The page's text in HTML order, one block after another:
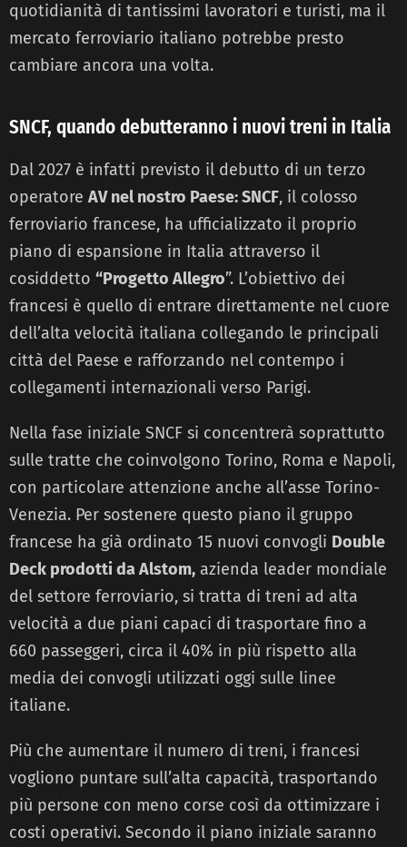
quotidianità di tantissimi lavoratori e turisti, ma il
mercato ferroviario italiano potrebbe presto
cambiare ancora una volta.
SNCF, quando debutteranno i nuovi treni in Italia
Dal 2027 è infatti previsto il debutto di un terzo
operatore AV nel nostro Paese: SNCF, il colosso
ferroviario francese, ha ufficializzato il proprio
piano di espansione in Italia attraverso il
cosiddetto “Progetto Allegro”. L’obiettivo dei
francesi è quello di entrare direttamente nel cuore
dell’alta velocità italiana collegando le principali
città del Paese e rafforzando nel contempo i
collegamenti internazionali verso Parigi.
Nella fase iniziale SNCF si concentrerà soprattutto
sulle tratte che coinvolgono Torino, Roma e Napoli,
con particolare attenzione anche all’asse Torino-
Venezia. Per sostenere questo piano il gruppo
francese ha già ordinato 15 nuovi convogli Double
Deck prodotti da Alstom, azienda leader mondiale
del settore ferroviario, si tratta di treni ad alta
velocità a due piani capaci di trasportare fino a
660 passeggeri, circa il 40% in più rispetto alla
media dei convogli utilizzati oggi sulle linee
italiane.
Più che aumentare il numero di treni, i francesi
vogliono puntare sull’alta capacità, trasportando
più persone con meno corse così da ottimizzare i
costi operativi. Secondo il piano iniziale saranno